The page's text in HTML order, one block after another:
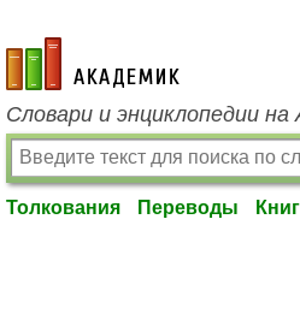
academic.ru
Словари и энциклопедии на
Толкования Переводы